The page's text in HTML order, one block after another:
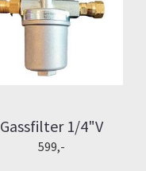
Gassfilter 1/4"V
599,-